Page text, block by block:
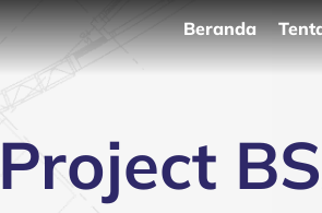
Beranda
Project